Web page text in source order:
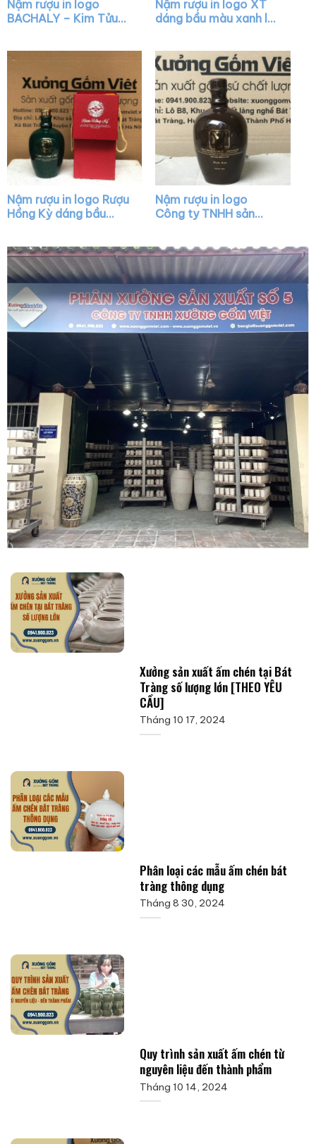
Nậm rượu in logo
BACHALY – Kim Tửu
Nậm rượu in logo XT
dáng bầu màu xanh lá
Nậm rượu in logo Rượu
Hồng Kỳ dáng bầu
Nậm rượu in logo
Công ty TNHH sản
màu nâu bóng XG-
NR25
Xưởng sản xuất ấm chén tại Bát
Tràng số lượng lớn [THEO YÊU
CẦU]
Tháng 10 17, 2024
Phân loại các mẫu ấm chén bát
tràng thông dụng
Tháng 8 30, 2024
Quy trình sản xuất ấm chén từ
nguyên liệu đến thành phẩm
Tháng 10 14, 2024